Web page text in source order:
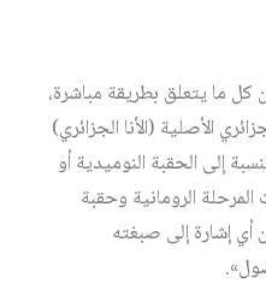
ما يتعلق بطريقة مباشرة،
الأصلية (الأنا الجزائري)
إلى الحقبة النوميدية أو
الرومانية وحقبة
أي إشارة إلى صبغته